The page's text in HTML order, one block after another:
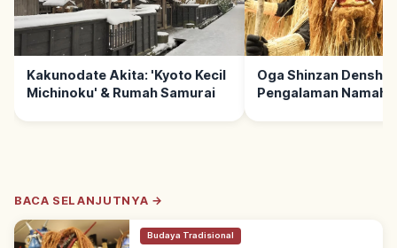
Kakunodate Akita: 'Kyoto Kecil
Michinoku' & Rumah Samurai
Oga Shinzan
Pengalaman
BACA SELANJUTNYA →
Budaya Tradisional